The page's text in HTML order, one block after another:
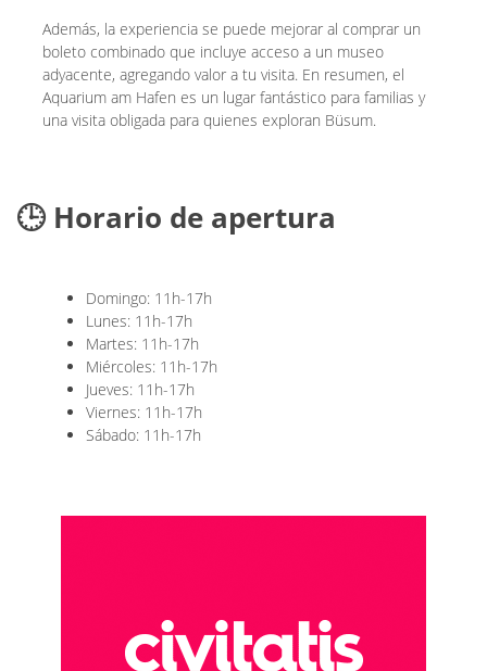
Además, la experiencia se puede mejorar al comprar un
boleto combinado que incluye acceso a un museo
adyacente, agregando valor a tu visita. En resumen, el
Aquarium am Hafen es un lugar fantástico para familias y
una visita obligada para quienes exploran Büsum.
🕒 Horario de apertura
Domingo: 11h-17h
Lunes: 11h-17h
Martes: 11h-17h
Miércoles: 11h-17h
Jueves: 11h-17h
Viernes: 11h-17h
Sábado: 11h-17h